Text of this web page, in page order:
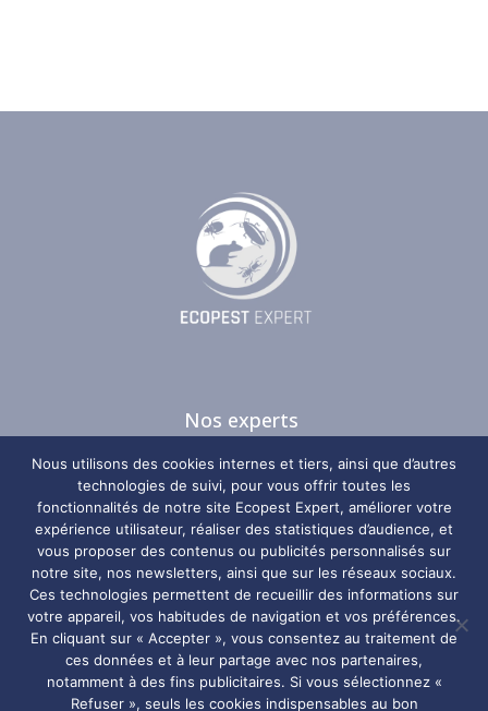
Nos experts
Nos guides
Nos zones d’intervention
Plan du site
Nos coordonnées
Ecopest Expert
06 29 67 98 10
Nous utilisons des cookies internes et tiers, ainsi que d’autres
technologies de suivi, pour vous offrir toutes les
fonctionnalités de notre site Ecopest Expert, améliorer votre
expérience utilisateur, réaliser des statistiques d’audience, et
vous proposer des contenus ou publicités personnalisés sur
notre site, nos newsletters, ainsi que sur les réseaux sociaux.
Ces technologies permettent de recueillir des informations sur
votre appareil, vos habitudes de navigation et vos préférences.
En cliquant sur « Accepter », vous consentez au traitement de
ces données et à leur partage avec nos partenaires,
notamment à des fins publicitaires. Si vous sélectionnez «
Refuser », seuls les cookies indispensables au bon